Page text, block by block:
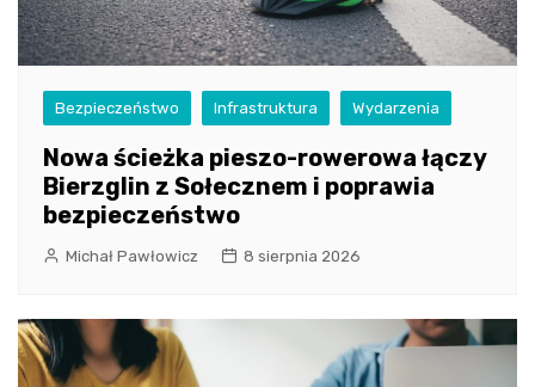
Bezpieczeństwo Infrastruktura Wydarzenia
Nowa ścieżka pieszo-rowerowa łączy
Bierzglin z Sołecznem i poprawia
bezpieczeństwo
Michał Pawłowicz 8 sierpnia 2026